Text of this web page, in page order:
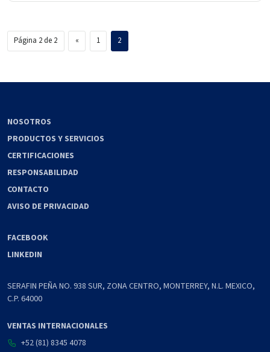
Página 2 de 2 « 1 2
NOSOTROS
PRODUCTOS Y SERVICIOS
CERTIFICACIONES
RESPONSABILIDAD
CONTACTO
AVISO DE PRIVACIDAD
FACEBOOK
LINKEDIN
SERAFIN PEÑA NO. 938 SUR, ZONA CENTRO, MONTERREY, N.L. MEXICO,
C.P. 64000
VENTAS INTERNACIONALES
+52 (81) 8345 4078